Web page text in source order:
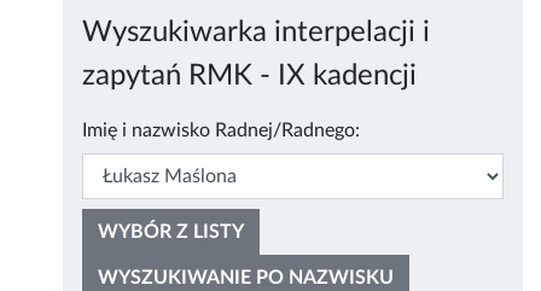
Wyszukiwarka interpelacji i
zapytań RMK - IX kadencji
Imię i nazwisko Radnej/Radnego:
WYBÓR Z LISTY
WYSZUKIWANIE PO NAZWISKU